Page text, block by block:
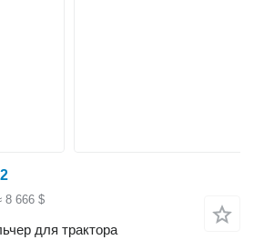
8 666 $
для трактора